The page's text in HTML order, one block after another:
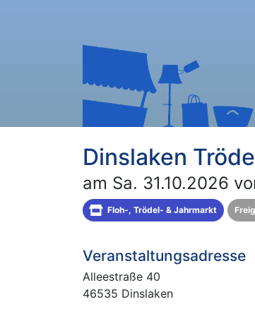
Dinslaken
am Sa. 31.10.2026
Floh-, Trödel- & Jahrmarkt
Veranstaltungsadresse
Alleestraße 40
46535 Dinslaken